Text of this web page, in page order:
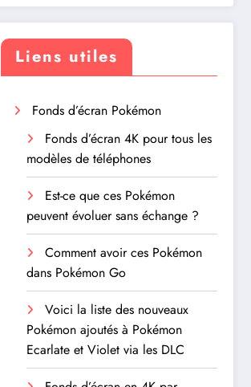
Liens utiles
Fonds d’écran Pokémon
Fonds d’écran 4K pour tous les
modèles de téléphones
Est-ce que ces Pokémon
peuvent évoluer sans échange ?
Comment avoir ces Pokémon
dans Pokémon Go
Voici la liste des nouveaux
Pokémon ajoutés à Pokémon
Ecarlate et Violet via les DLC